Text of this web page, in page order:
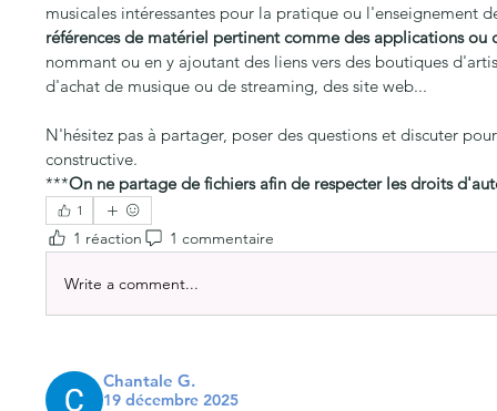
musicales intéressantes pour la pratique ou l'enseignement
références de matériel pertinent comme des applications ou
nommant ou en y ajoutant des liens vers des boutiques
d'achat de musique ou de streaming, des site web...
N'hésitez pas à partager, poser des questions et discuter
constructive.
***On ne partage de fichiers afin de respecter les droits
1
1 réaction 1 commentaire
Write a comment...
Chantale G.
19 décembre 2025